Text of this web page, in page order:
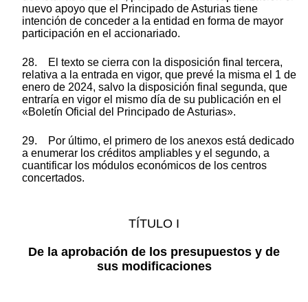
nuevo apoyo que el Principado de Asturias tiene
intención de conceder a la entidad en forma de mayor
participación en el accionariado.
28. El texto se cierra con la disposición final tercera,
relativa a la entrada en vigor, que prevé la misma el 1 de
enero de 2024, salvo la disposición final segunda, que
entraría en vigor el mismo día de su publicación en el
«Boletín Oficial del Principado de Asturias».
29. Por último, el primero de los anexos está dedicado
a enumerar los créditos ampliables y el segundo, a
cuantificar los módulos económicos de los centros
concertados.
TÍTULO I
De la aprobación de los presupuestos y de
sus modificaciones